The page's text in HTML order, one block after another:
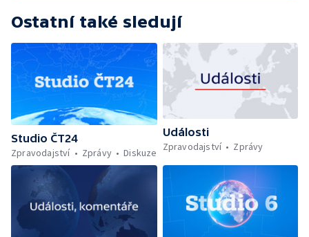
Ostatní také sledují
Studio ČT24
Zpravodajství
Zprávy Diskuze
Události
Zpravodajství
Zprávy